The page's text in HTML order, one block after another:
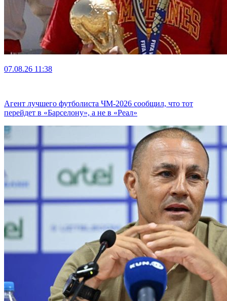
07.08.26 11:38
Агент лучшего футболиста ЧМ-2026 cообщил, что тот
перейдет в «Барселону», а не в «Реал»